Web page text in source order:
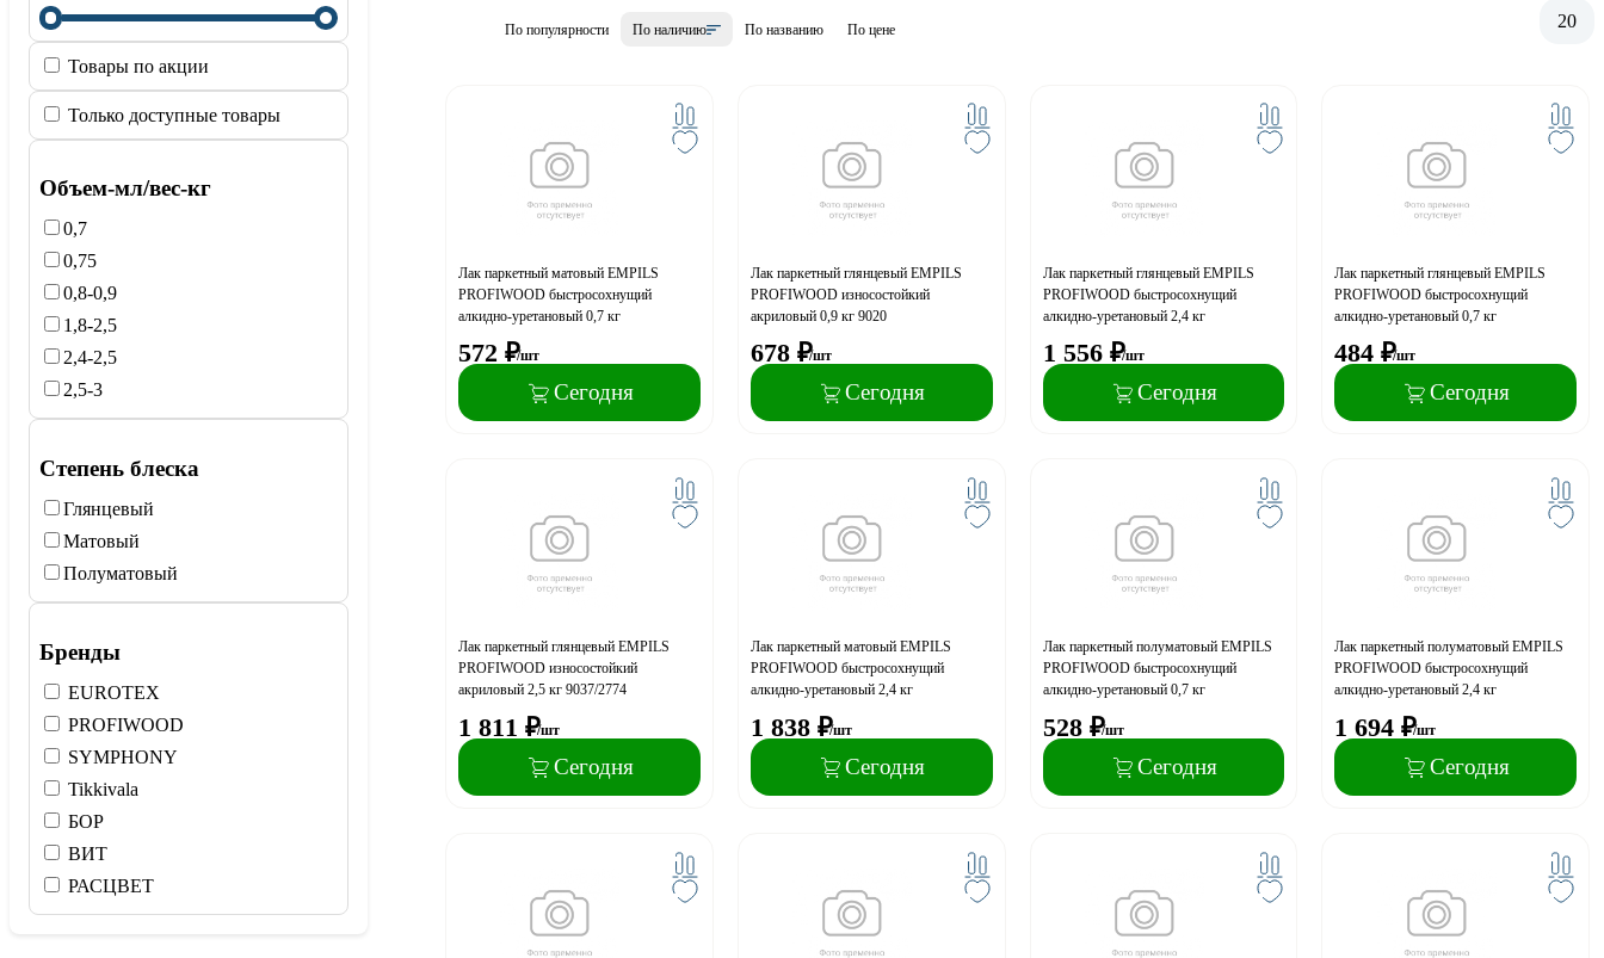
Товары по акции
Только доступные товары
Объем-мл/вес-кг
0,7
0,75
0,8-0,9
1,8-2,5
2,4-2,5
2,5-3
Степень блеска
Глянцевый
Матовый
Полуматовый
Бренды
EUROTEX
PROFIWOOD
SYMPHONY
Tikkivala
БОР
ВИТ
РАСЦВЕТ
По популярности По наличию По названию По цене 20
Лак паркетный матовый EMPILS
PROFIWOOD быстросохнущий
алкидно-уретановый 0,7 кг
572 ₽/шт
Сегодня
Лак паркетный глянцевый EMPILS
PROFIWOOD износостойкий
акриловый 0,9 кг 9020
678 ₽/шт
Сегодня
Лак паркетный глянцевый EMPILS
PROFIWOOD быстросохнущий
алкидно-уретановый 2,4 кг
1 556 ₽/шт
Сегодня
Лак паркетный глянцевый EMPILS
PROFIWOOD быстросохнущий
алкидно-уретановый 0,7 кг
484 ₽/шт
Сегодня
Лак паркетный глянцевый EMPILS
PROFIWOOD износостойкий
акриловый 2,5 кг 9037/2774
1 811 ₽/шт
Сегодня
Лак паркетный матовый EMPILS
PROFIWOOD быстросохнущий
алкидно-уретановый 2,4 кг
1 838 ₽/шт
Сегодня
Лак паркетный полуматовый EMPILS
PROFIWOOD быстросохнущий
алкидно-уретановый 0,7 кг
528 ₽/шт
Сегодня
Лак паркетный полуматовый EMPILS
PROFIWOOD быстросохнущий
алкидно-уретановый 2,4 кг
1 694 ₽/шт
Сегодня